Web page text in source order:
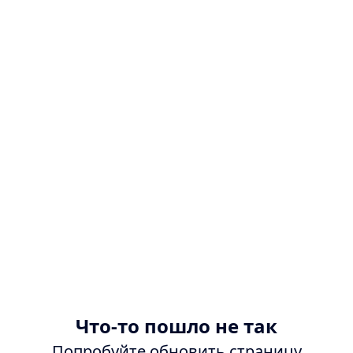
Что-то пошло не так